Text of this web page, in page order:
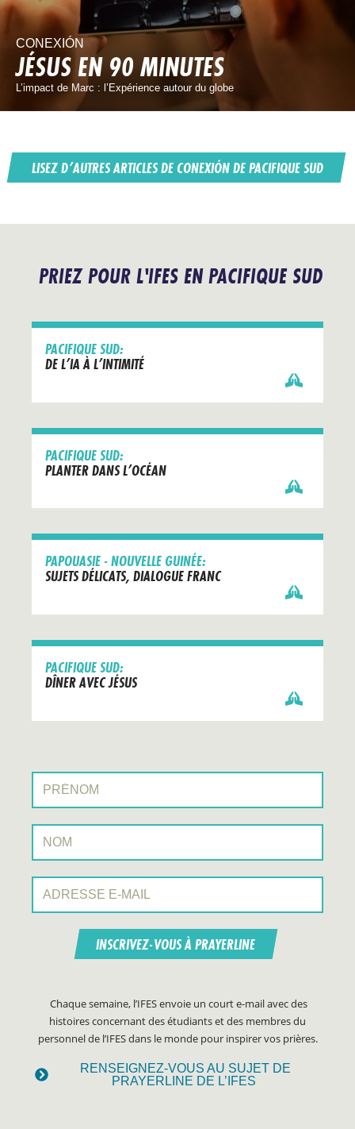
CONEXIÓN
JÉSUS EN 90 MINUTES
L’impact de Marc : l’Expérience autour du globe
LISEZ D’AUTRES ARTICLES DE CONEXIÓN DE PACIFIQUE SUD
PRIEZ POUR L'IFES EN PACIFIQUE SUD
PACIFIQUE SUD:
DE L’IA À L’INTIMITÉ
PACIFIQUE SUD:
PLANTER DANS L’OCÉAN
PAPOUASIE - NOUVELLE GUINÉE:
SUJETS DÉLICATS, DIALOGUE FRANC
PACIFIQUE SUD:
DÎNER AVEC JÉSUS
Prénom:
Nom:
Adresse e-mail:
INSCRIVEZ-VOUS À PRAYERLINE
Chaque semaine, l’IFES envoie un court e-mail avec des
histoires concernant des étudiants et des membres du
personnel de l’IFES dans le monde pour inspirer vos prières.
RENSEIGNEZ-VOUS AU SUJET DE
PRAYERLINE DE L’IFES